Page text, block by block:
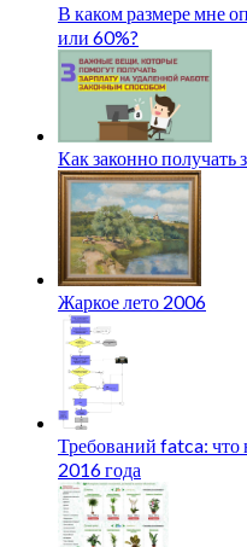
В каком размере мне
или 60%?
Как законно получать
Жаркое лето 2006
Требований fatca: что
2016 года